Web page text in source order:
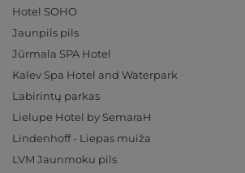
Hotel SOHO
Jaunpils pils
Jūrmala SPA Hotel
Kalev Spa Hotel and Waterpark
Labirintų parkas
Lielupe Hotel by SemaraH
Lindenhoff - Liepas muiža
LVM Jaunmoku pils